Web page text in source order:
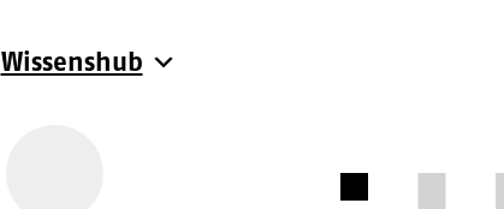
Wissenshub